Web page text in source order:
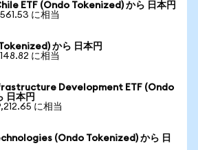
ETF (Ondo Tokenized) から 日本円
に相当
から 日本円
に相当
Development ETF (Ondo
日本円
に相当
(Ondo Tokenized) から 日